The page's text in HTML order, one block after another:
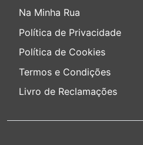
Na Minha Rua
Política de Privacidade
Política de Cookies
Termos e Condições
Livro de Reclamações